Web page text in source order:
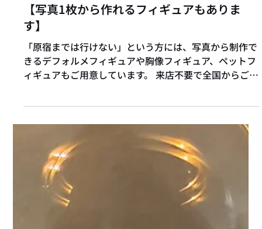
19 時間前
【写真1枚から作れるフィギュアもありま
す】
「原宿までは行けない」という方には、写真から制作で
ィギュアもご用意しています。 来店不要で全国からご注
用途やご希望に合わせて、制作方法をご案内しています
のでお気軽にご相談ください。 #デフォルメフィギュア
#ペットフィギュア #全国対応 #オーダーメイド